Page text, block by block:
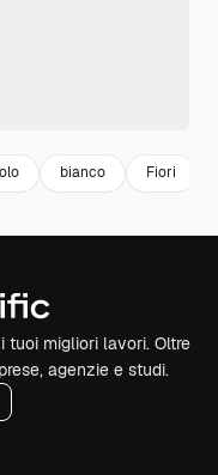
bianco Fiori
tuoi migliori lavori. Oltre
agenzie e studi.